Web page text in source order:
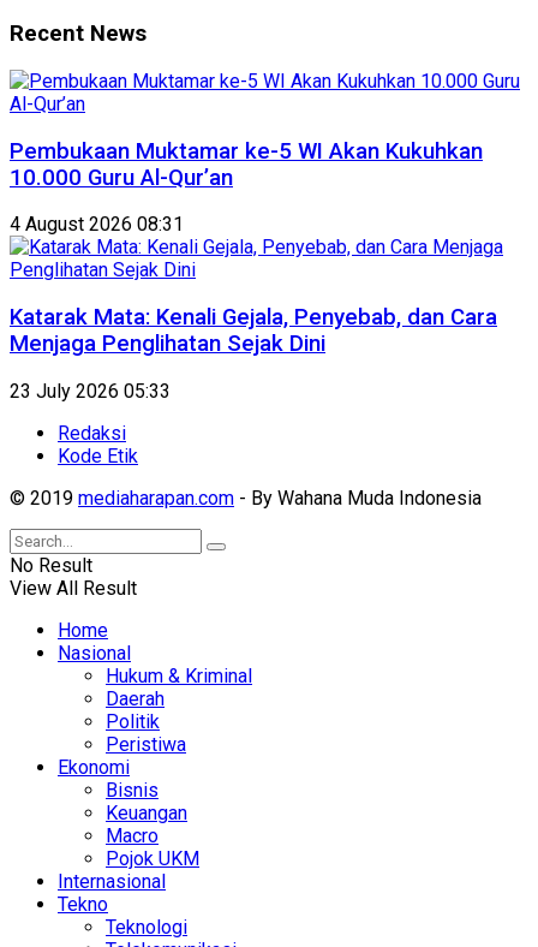
Recent News
Pembukaan Muktamar ke-5 WI Akan Kukuhkan
10.000 Guru Al-Qur’an
4 August 2026 08:31
Katarak Mata: Kenali Gejala, Penyebab, dan Cara
Menjaga Penglihatan Sejak Dini
23 July 2026 05:33
Redaksi
Kode Etik
© 2019 mediaharapan.com - By Wahana Muda Indonesia
No Result
View All Result
Home
Nasional
Hukum & Kriminal
Daerah
Politik
Peristiwa
Ekonomi
Bisnis
Keuangan
Macro
Pojok UKM
Internasional
Tekno
Teknologi